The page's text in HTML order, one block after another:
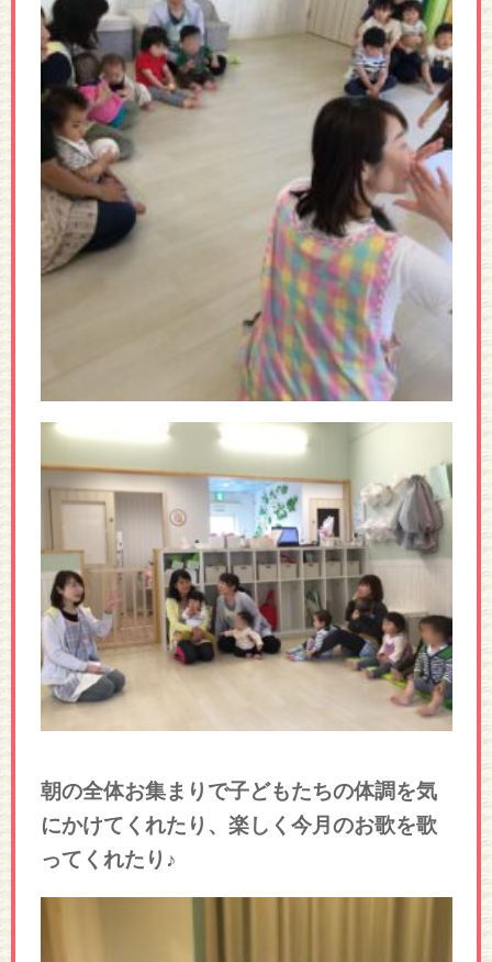
朝の全体お集まりで子どもたちの体調を気
にかけてくれたり、楽しく今月のお歌を歌
ってくれたり♪